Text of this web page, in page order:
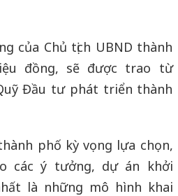
của Chủ tịch UBND thành
đồng, sẽ được trao từ
Đầu tư phát triển thành
phố kỳ vọng lựa chọn,
các ý tưởng, dự án khởi
là những mô hình khai